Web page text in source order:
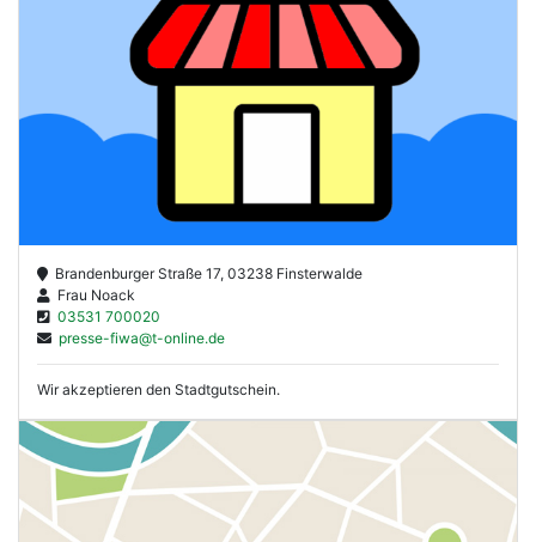
Brandenburger Straße 17, 03238 Finsterwalde
Frau Noack
03531 700020
presse-fiwa@t-online.de
Wir akzeptieren den Stadtgutschein.